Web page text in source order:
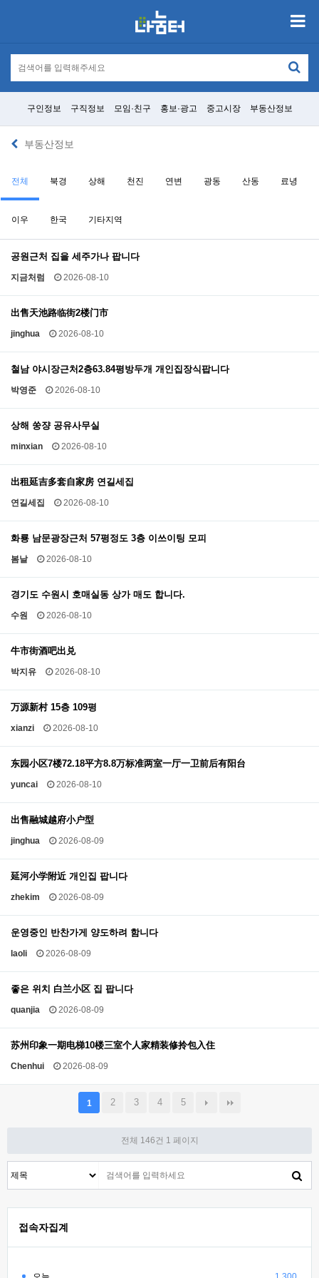
구인정보 구직정보 모임·친구 홍보·광고 중고시장 부동산정보
부동산정보
전체 북경 상해 천진 연변 광동 산동 료녕
이우 한국 기타지역
공원근처 집을 세주가나 팝니다
지금처럼 2026-08-10
出售天池路临街2楼门市
jinghua 2026-08-10
철남 야시장근처2층63.84평방두개 개인집장식팝니다
박영준 2026-08-10
상해 쑹쟝 공유사무실
minxian 2026-08-10
出租延吉多套自家房 연길세집
연길세집 2026-08-10
화룡 남문광장근처 57평정도 3층 이쓰이팅 모피
봄날 2026-08-10
경기도 수원시 호매실동 상가 매도 합니다.
수원 2026-08-10
牛市街酒吧出兑
박지유 2026-08-10
万源新村 15층 109평
xianzi 2026-08-10
东园小区7楼72.18平方8.8万标准两室一厅一卫前后有阳台
yuncai 2026-08-10
出售融城越府小户型
jinghua 2026-08-09
延河小学附近 개인집 팝니다
zhekim 2026-08-09
운영중인 반찬가게 양도하려 함니다
laoli 2026-08-09
좋은 위치 白兰小区 집 팝니다
quanjia 2026-08-09
苏州印象一期电梯10楼三室个人家精装修拎包入住
Chenhui 2026-08-09
1 2 3 4 5
전체 146건 1 페이지
접속자집계